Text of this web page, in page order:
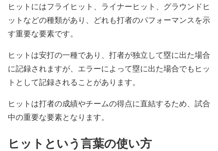
ヒットにはフライヒット、ライナーヒット、グラウンドヒ
ットなどの種類があり、どれも打者のパフォーマンスを示
す重要な要素です。
ヒットは安打の一種であり、打者が独立して塁に出た場合
に記録されますが、エラーによって塁に出た場合でもヒッ
トとして記録されることがあります。
ヒットは打者の成績やチームの得点に直結するため、試合
中の重要な要素となります。
ヒットという言葉の使い方